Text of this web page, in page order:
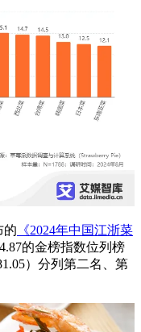
的 《2024年中国江浙菜
的金榜指数位列榜
）分列第二名、第